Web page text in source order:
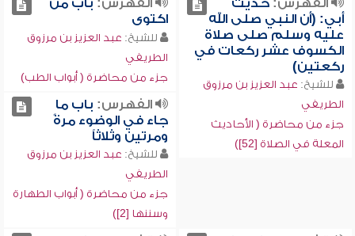
الفهرس:حديث
أبي: (أن النبي صلى الله
عليه وسلم صلى صلاة
الكسوف عشر ركعات في
ركعتين)
للشيخ: عبد العزيز بن مرزوق
الطريفي
جزء من محاضرة ( الأحاديث
المعلة في الصلاة [52])
الفهرس: باب من
اكتوى
للشيخ: عبد العزيز بن مرزوق
الطريفي
جزء من محاضرة ( أبواب الطب)
الفهرس: باب ما
جاء في الوضوء مرةً
ومرتين وثلاثاً
للشيخ: عبد العزيز بن مرزوق
الطريفي
جزء من محاضرة ( أبواب الطهارة
وسننها [2])